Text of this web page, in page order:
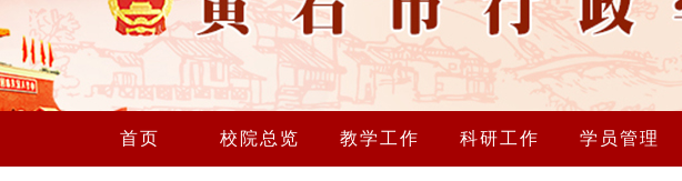
首页 校院总览 教学工作 科研工作 学员管理